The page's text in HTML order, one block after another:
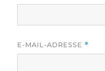
E-MAIL-ADRESSE *